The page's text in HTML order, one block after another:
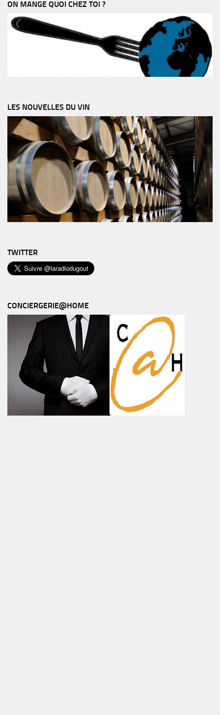
ON MANGE QUOI CHEZ TOI ?
LES NOUVELLES DU VIN
TWITTER
CONCIERGERIE@HOME